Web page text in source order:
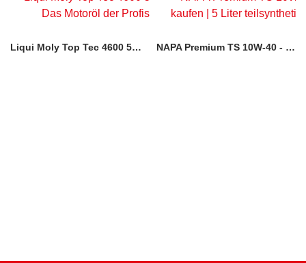
Liqui Moly Top Tec 4600 5W-30 NAPA Premium TS 10W-40 - 5 Liter